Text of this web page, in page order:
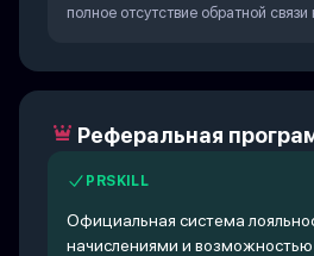
полное отсутствие обратной связи
Реферальная
PRSKILL
Официальная система
начислениями и